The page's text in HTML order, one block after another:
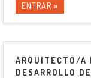
ENTRAR »
ARQUITECTO/A
DESARROLLO